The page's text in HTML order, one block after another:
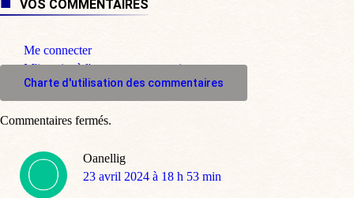
VOS COMMENTAIRES
Me connecter
M'inscrire à l'espace commentaire
Charte d'utilisation des commentaires
Oanellig
dit
23 avril 2024 à 18 h 53 min
Commentaires fermés.